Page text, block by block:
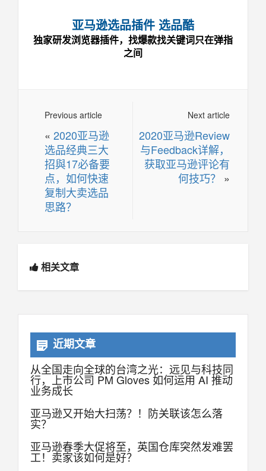
亚马逊选品插件 选品酷
独家研发浏览器插件，找爆款找关键词只在弹指
之间
Next article
2020亚马逊Review
与Feedback详解，
获取亚马逊评论有
何技巧？ »
Previous article
« 2020亚马逊
选品经典三大
招與17必备要
点，如何快速
复制大卖选品
思路？
相关文章
近期文章
从全国走向全球的台湾之光：远见与科技同
行，上市公司 PM Gloves 如何运用 AI 推动
业务成长
亚马逊又开始大扫荡？！防关联该怎么落
实？
亚马逊春季大促将至，英国仓库突然发难罢
工！卖家该如何是好？